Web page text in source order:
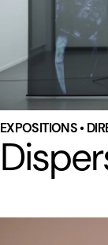
EXPOSITIONS •